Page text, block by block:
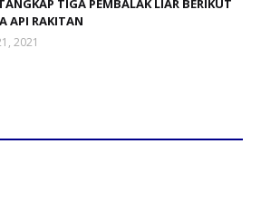
TIGA PEMBALAK LIAR BERIKUT
API RAKITAN
2021